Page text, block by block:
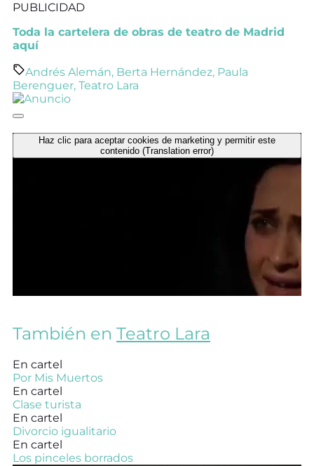
PUBLICIDAD
Toda la cartelera de obras de teatro de Madrid
aquí
Andrés Alemán, Berta Hernández, Paula
Berenguer, Teatro Lara
Haz clic para aceptar cookies de marketing y permitir este
contenido (Translation error)
También en Teatro Lara
En cartel
Por Mis Muertos
En cartel
Clase turista
En cartel
Divorcio igualitario
En cartel
Los pinceles borrados